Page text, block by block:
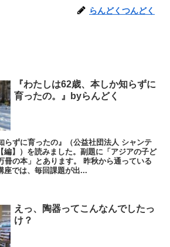
らんどくつんどく
『わたしは62歳、本しか知らずに
育ったの。』byらんどく
らずに育ったの』（公益社団法人 シャンテ
編】）を読みました。副題に「アジアの子ど
冊の本」とあります。 昨秋から通っている
座では、毎回課題が出...
えっ、陶器ってこんなんでしたっ
け？